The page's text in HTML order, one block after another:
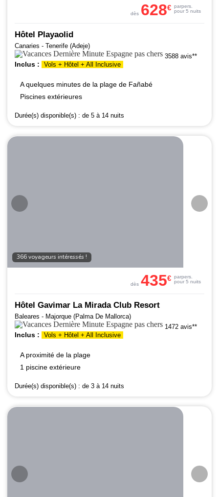
Hôtel Playaolid
Canaries - Tenerife (Adeje)
3588 avis**
Inclus : Vols + Hôtel + All Inclusive
A quelques minutes de la plage de Fañabé
Piscines extérieures
Durée(s) disponible(s) : de 5 à 14 nuits
dès 628€ parpers.
pour 5 nuits
366 voyageurs intéressés !
Hôtel Gavimar La Mirada Club Resort
Baleares - Majorque (Palma De Mallorca)
1472 avis**
Inclus : Vols + Hôtel + All Inclusive
A proximité de la plage
1 piscine extérieure
Durée(s) disponible(s) : de 3 à 14 nuits
dès 435€ parpers.
pour 5 nuits